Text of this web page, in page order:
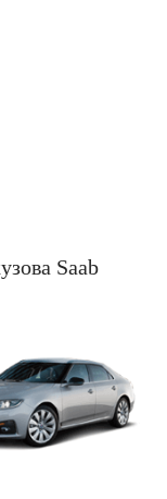
Saab